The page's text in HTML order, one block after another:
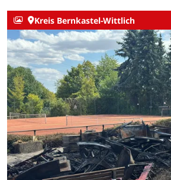
Kreis Bernkastel-Wittlich